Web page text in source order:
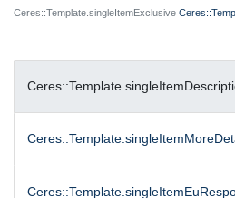
Ceres::Template.singleItemExclusive